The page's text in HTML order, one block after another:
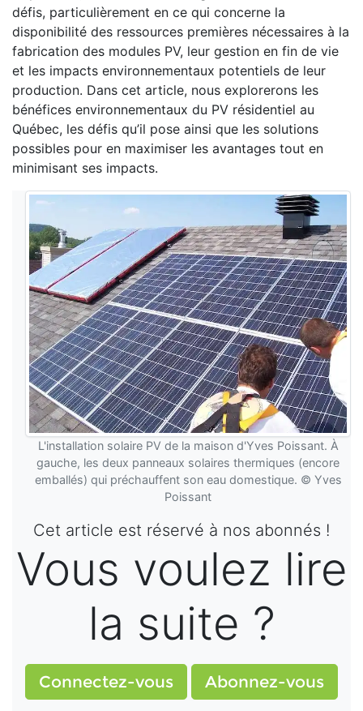
défis, particulièrement en ce qui concerne la
disponibilité des ressources premières nécessaires à la
fabrication des modules PV, leur gestion en fin de vie
et les impacts environnementaux potentiels de leur
production. Dans cet article, nous explorerons les
bénéfices environnementaux du PV résidentiel au
Québec, les défis qu’il pose ainsi que les solutions
possibles pour en maximiser les avantages tout en
minimisant ses impacts.
L'installation solaire PV de la maison d'Yves Poissant. À
gauche, les deux panneaux solaires thermiques (encore
emballés) qui préchauffent son eau domestique. © Yves
Poissant
Cet article est réservé à nos abonnés !
Vous voulez lire
la suite ?
Connectez-vous Abonnez-vous